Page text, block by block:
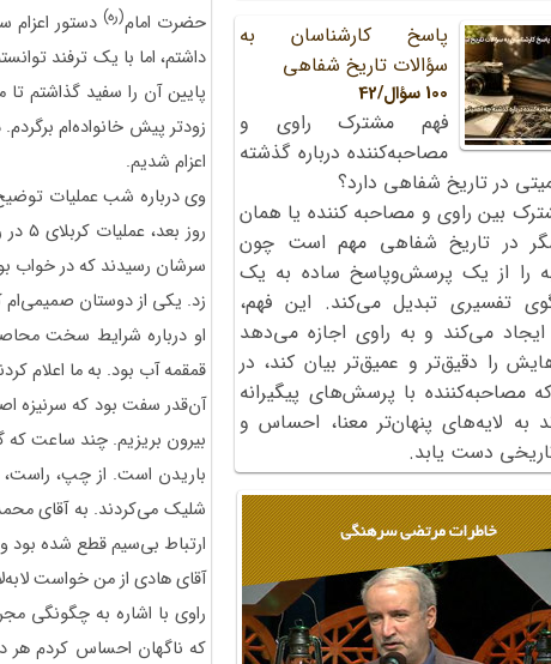
حضرت امام(ره) دستور اعزام
داشتم، اما با یک ترفند
پایین آن را سفید گذاشتم
زودتر پیش خانواده‌ام
اعزام شدیم.
سرشان رسیدند که در خواب
زد. یکی از دوستان
او درباره شرایط سخت
قمقمه آب بود. به ما اعلام
آن‌قدر سفت بود که سرنیزه
بیرون بریزیم. چند ساعت که
باریدن است. از چپ، راست،
شلیک می‌کردند. به آقای
ارتباط بی‌سیم قطع شده بود
آقای هادی از من خواست
راوی با اشاره به چگونگی
که ناگهان احساس کردم هر
پاسخ کارشناسان به
سؤالات تاریخ شفاهی
100 سؤال/42
فهم مشترک راوی و
مصاحبه‌کننده درباره گذشته
در تاریخ شفاهی دارد؟
بین راوی و مصاحبه کننده یا همان
در تاریخ شفاهی مهم است چون
را از یک پرسش‌وپاسخ ساده به یک
تفسیری تبدیل می‌کند. این فهم،
ایجاد می‌کند و به راوی اجازه می‌دهد
را دقیق‌تر و عمیق‌تر بیان کند، در
مصاحبه‌کننده با پرسش‌های پیگیرانه
به لایه‌های پنهان‌تر معنا، احساس و
دست یابد.